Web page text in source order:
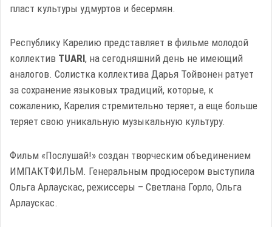
пласт культуры удмуртов и бесермян.
Республику Карелию представляет в фильме молодой
коллектив TUARI, на сегодняшний день не имеющий
аналогов. Солистка коллектива Дарья Тойвонен ратует
за сохранение языковых традиций, которые, к
сожалению, Карелия стремительно теряет, а еще больше
теряет свою уникальную музыкальную культуру.
Фильм «Послушай!» создан творческим объединением
ИМПАКТФИЛЬМ. Генеральным продюсером выступила
Ольга Арлаускас, режиссеры – Светлана Горло, Ольга
Арлаускас.